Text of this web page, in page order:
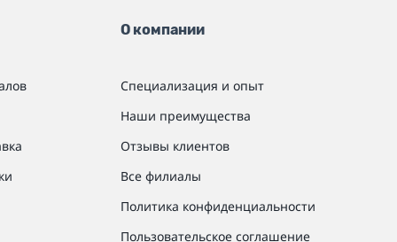
О компании
Специализация и опыт
Наши преимущества
Отзывы клиентов
Все филиалы
Политика конфиденциальности
Пользовательское соглашение